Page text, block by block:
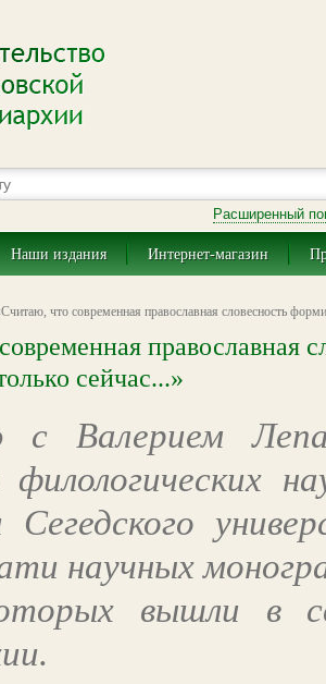
Расширенный
Наши издания Интернет-магазин
что современная православная словесность
православная
сейчас...»
с Валерием
Сегедского
научных
вышли в